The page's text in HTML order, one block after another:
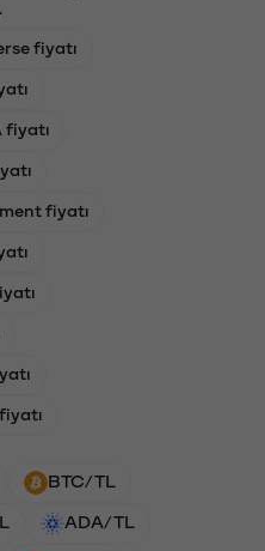
fiyatı
fiyatı
fiyatı
BTC/TL
ADA/TL